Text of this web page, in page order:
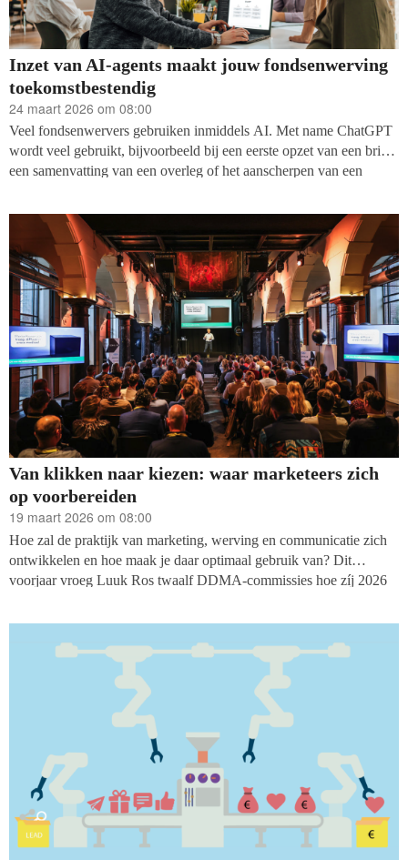
Inzet van AI-agents maakt jouw fondsenwerving
toekomstbestendig
24 maart 2026 om 08:00
Veel fondsenwervers gebruiken inmiddels AI. Met name ChatGPT
wordt veel gebruikt, bijvoorbeeld bij een eerste opzet van een brief,
een samenvatting van een overleg of het aanscherpen van een
besef dat dit nog maar het begin is. Want wie AI alleen inzet als
slimme tekstgenerator, laat veel potentieel liggen.
Van klikken naar kiezen: waar marketeers zich
op voorbereiden
19 maart 2026 om 08:00
Hoe zal de praktijk van marketing, werving en communicatie zich
ontwikkelen en hoe maak je daar optimaal gebruik van? Dit
voorjaar vroeg Luuk Ros twaalf DDMA-commissies hoe zíj 2026
Marketingvakmensen die midden in de praktijk staan en signalen
vroeg opvangen. Wat ze teruggeven is geen spectaculaire belofte
van transformatie, maar eerder een uitnodiging tot bijsturen,
doorpakken en nuchtere keuzes maken.